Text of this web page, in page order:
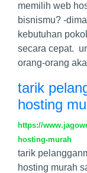
memilih web
bisnismu? -
kebutuhan
secara cepat.
orang-orang
tarik
hosting
https://
hosting-murah
tarik
hosting murah